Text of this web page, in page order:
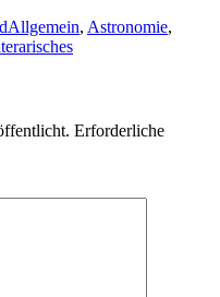
Kategorien
Allgemein, Astronomie,
Erforderliche